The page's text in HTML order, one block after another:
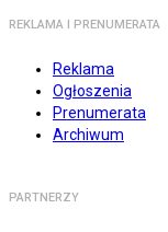
REKLAMA I PRENUMERATA
Reklama
Ogłoszenia
Prenumerata
Archiwum
PARTNERZY